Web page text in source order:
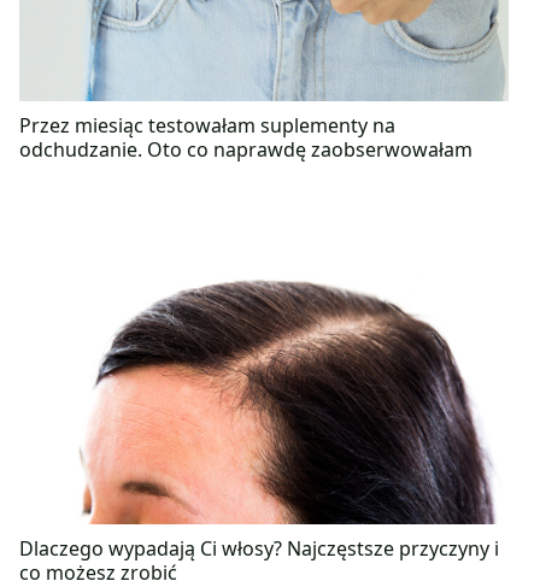
Przez miesiąc testowałam suplementy na
odchudzanie. Oto co naprawdę zaobserwowałam
Dlaczego wypadają Ci włosy? Najczęstsze przyczyny i
co możesz zrobić